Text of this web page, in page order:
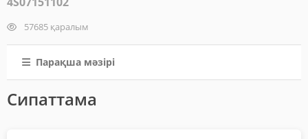
57685 қаралым
Парақша мәзірі
Сипаттама